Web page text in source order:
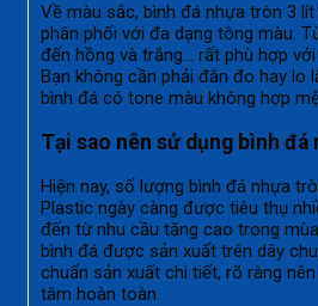
Về màu sắc, bình đá nhựa tròn 3
phân phối với đa dạng tông màu.
đến hồng và trắng… rất phù hợp
Bạn không cần phải đắn đo hay lo
bình đá có tone màu không hợp
Tại sao nên sử dụng bình
Hiện nay, số lượng bình đá nhựa
Plastic ngày càng được tiêu thụ
đến từ nhu cầu tăng cao trong
bình đá được sản xuất trên dây
chuẩn sản xuất chi tiết, rõ ràng
tâm hoàn toàn.